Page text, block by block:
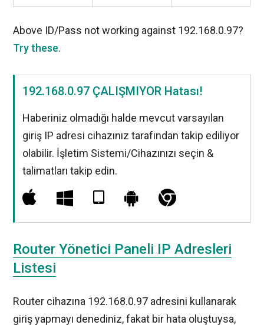
Above ID/Pass not working against 192.168.0.97?
Try these.
192.168.0.97 ÇALIŞMIYOR Hatası!
Haberiniz olmadığı halde mevcut varsayılan
giriş IP adresi cihazınız tarafından takip ediliyor
olabilir. İşletim Sistemi/Cihazınızı seçin &
talimatları takip edin.
Router Yönetici Paneli IP Adresleri
Listesi
Router cihazına 192.168.0.97 adresini kullanarak
giriş yapmayı denediniz, fakat bir hata oluştuysa,